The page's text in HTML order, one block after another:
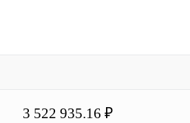
3 522 935.16 ₽